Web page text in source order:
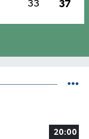
33 37
20:00